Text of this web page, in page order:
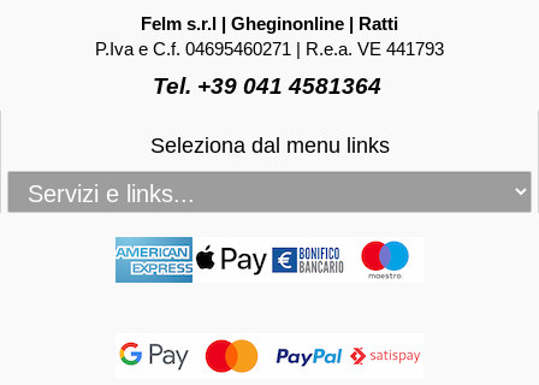
Felm s.r.l | Gheginonline | Ratti
P.Iva e C.f. 04695460271 | R.e.a. VE 441793
Tel. +39 041 4581364
Seleziona dal menu links